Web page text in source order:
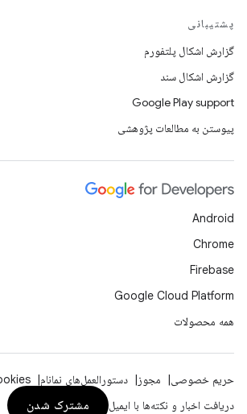
پشتیبانی
گزارش اشکال پلتفورم
گزارش اشکال سند
Google Play support
پیوستن به مطالعات پژوهشی
Android
Chrome
Firebase
Google Cloud Platform
همه محصولات
حریم خصوصی مجوز دستورالعمل‌های نمانام
دریافت اخبار و نکته‌ها با ایمیل
مشترک شدن